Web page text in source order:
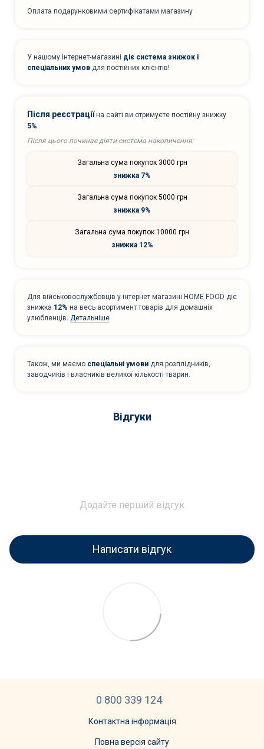
Оплата подарунковими сертифікатами магазину
У нашому інтернет-магазині діє система знижок і
спеціальних умов для постійних клієнтів!
Після реєстрації на сайті ви отримуєте постійну знижку
5%.
Після цього починає діяти система накопичення:
Загальна сума покупок 3000 грн
знижка 7%
Загальна сума покупок 5000 грн
знижка 9%
Загальна сума покупок 10000 грн
знижка 12%
Для військовослужбовців у інтернет магазині HOME FOOD діє
знижка 12% на весь асортимент товарів для домашніх
улюбленців. Детальніше
Також, ми маємо спеціальні умови для розплідників,
заводчиків і власників великої кількості тварин.
Відгуки
Додайте перший відгук
Написати відгук
0 800 339 124
Контактна інформація
Повна версія сайту